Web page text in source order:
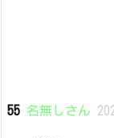
55 名無しさん